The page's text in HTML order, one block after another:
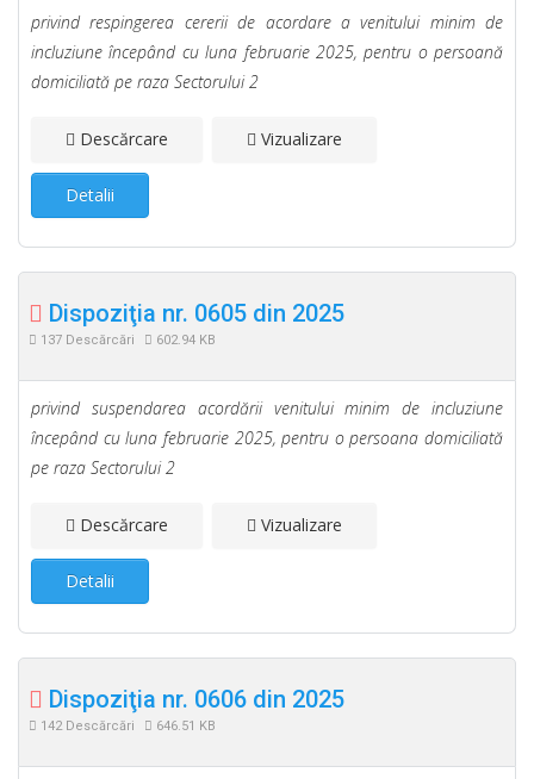
privind respingerea cererii de acordare a venitului minim de
incluziune începând cu luna februarie 2025, pentru o persoană
domiciliată pe raza Sectorului 2
Descărcare Vizualizare
Detalii
Dispoziţia nr. 0605 din 2025
137 Descărcări 602.94 KB
privind suspendarea acordării venitului minim de incluziune
începând cu luna februarie 2025, pentru o persoana domiciliată
pe raza Sectorului 2
Descărcare Vizualizare
Detalii
Dispoziţia nr. 0606 din 2025
142 Descărcări 646.51 KB